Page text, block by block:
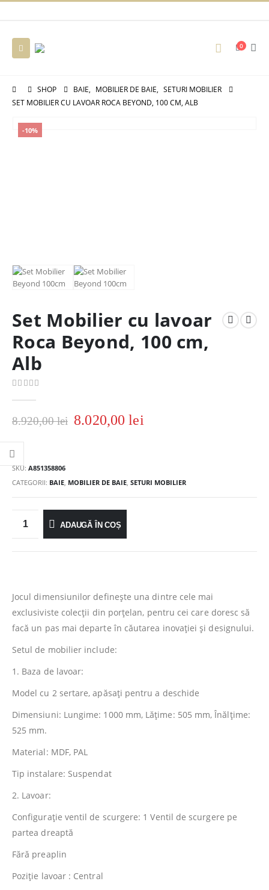
0
SHOP BAIE, MOBILIER DE BAIE, SETURI MOBILIER
SET MOBILIER CU LAVOAR ROCA BEYOND, 100 CM, ALB
-10%
Set Mobilier cu lavoar
Roca Beyond, 100 cm,
Alb
8.920,00lei 8.020,00lei
SKU: A851358806
CATEGORII: BAIE, MOBILIER DE BAIE, SETURI MOBILIER
ADAUGĂ ÎN COȘ
Jocul dimensiunilor defineşte una dintre cele mai
exclusiviste colecţii din porţelan, pentru cei care doresc să
facă un pas mai departe în căutarea inovaţiei şi designului.
Setul de mobilier include:
1. Baza de lavoar:
Model cu 2 sertare, apăsaţi pentru a deschide
Dimensiuni: Lungime: 1000 mm, Lăţime: 505 mm, Înălţime:
525 mm.
Material: MDF, PAL
Tip instalare: Suspendat
2. Lavoar:
Configuraţie ventil de scurgere: 1 Ventil de scurgere pe
partea dreaptă
Fără preaplin
Poziţie lavoar : Central